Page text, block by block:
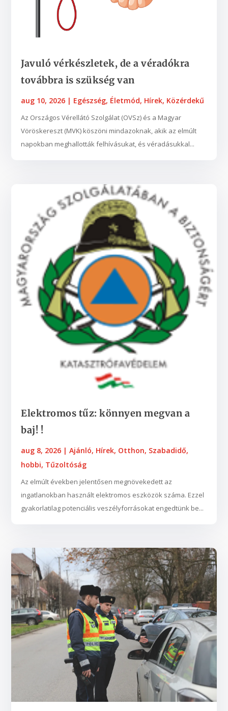
Javuló vérkészletek, de a véradókra
továbbra is szükség van
aug 10, 2026 | Egészség, Életmód, Hírek, Közérdekű
Az Országos Vérellátó Szolgálat (OVSz) és a Magyar
Vöröskereszt (MVK) köszöni mindazoknak, akik az elmúlt
napokban meghallották felhívásukat, és véradásukkal...
Elektromos tűz: könnyen megvan a
baj! !
aug 8, 2026 |Ajánló, Hírek, Otthon, Szabadidő,
hobbi, Tűzoltóság
Az elmúlt években jelentősen megnövekedett az
ingatlanokban használt elektromos eszközök száma. Ezzel
gyakorlatilag potenciális veszélyforrásokat engedtünk be...